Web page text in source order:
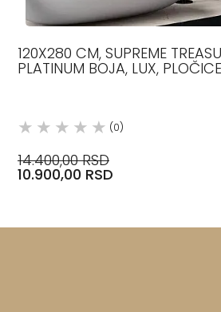
120X280 CM, SUPREME
PLATINUM BOJA, LUX,
(0)
14.400,00 RSD
10.900,00 RSD